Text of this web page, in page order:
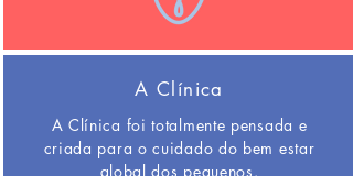
A Clínica
A Clínica foi totalmente pensada e
criada para o cuidado do bem estar
global dos pequenos.